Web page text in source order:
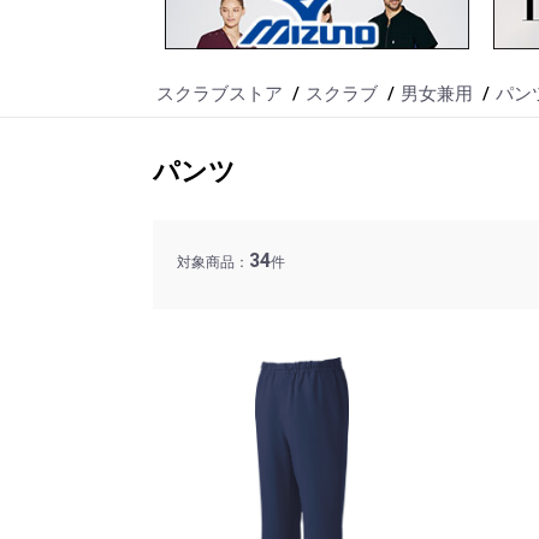
スクラブストア スクラブ 男女兼用 パン
パンツ
対象商品： 34件